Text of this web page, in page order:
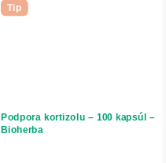
Tip
Podpora kortizolu – 100 kapsúl –
Bioherba